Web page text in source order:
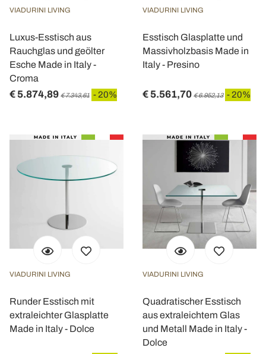
VIADURINI LIVING
Luxus-Esstisch aus
Rauchglas und geölter
Esche Made in Italy -
Croma
€ 5.874,89 € 7.343,61 - 20%
VIADURINI LIVING
Esstisch Glasplatte und
Massivholzbasis Made in
Italy - Presino
€ 5.561,70 € 6.952,13 - 20%
VIADURINI LIVING
Runder Esstisch mit
extraleichter Glasplatte
Made in Italy - Dolce
VIADURINI LIVING
Quadratischer Esstisch
aus extraleichtem Glas
und Metall Made in Italy -
Dolce